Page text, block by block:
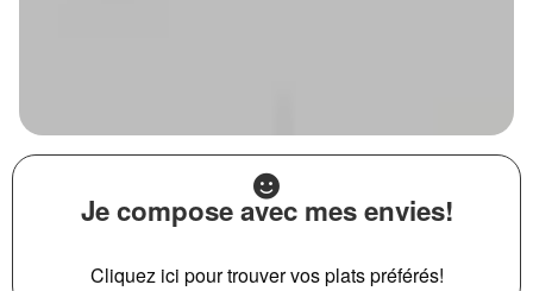
Je compose avec mes envies!
Cliquez ici pour trouver vos plats préférés!